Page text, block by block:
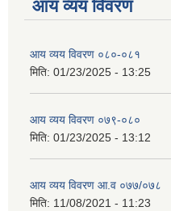
आय व्यय विवरण
आय व्यय विवरण ०८०-०८१
मिति: 01/23/2025 - 13:25
आय व्यय विवरण ०७९-०८०
मिति: 01/23/2025 - 13:12
आय व्यय विवरण आ.व ०७७/०७८
मिति: 11/08/2021 - 11:23